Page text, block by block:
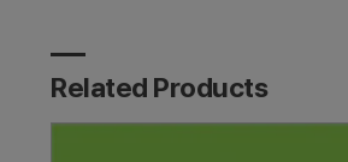
Related Products